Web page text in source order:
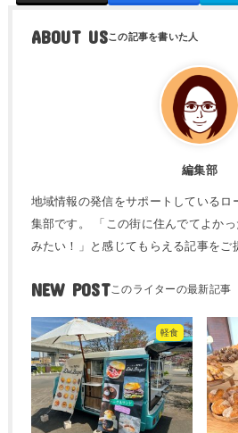
ABOUT US
編集部
地域情報の発信をサポートしているロ
集部です。 「この街に住んでてよか
みたい！」と感じてもらえる記事をご
NEW POST
軽食